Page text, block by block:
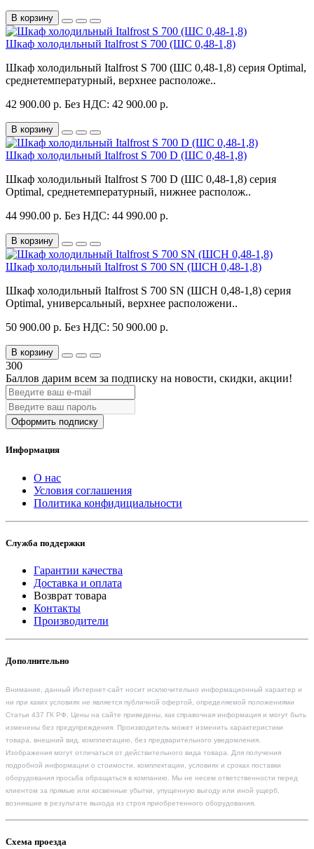
В корзину
Шкаф холодильный Italfrost S 700 (ШС 0,48-1,8)
Шкаф холодильный Italfrost S 700 (ШС 0,48-1,8) серия Optimal,
среднетемпературный, верхнее расположе..
42 900.00 р. Без НДС: 42 900.00 р.
В корзину
Шкаф холодильный Italfrost S 700 D (ШС 0,48-1,8)
Шкаф холодильный Italfrost S 700 D (ШС 0,48-1,8) серия
Optimal, среднетемпературный, нижнее располож..
44 990.00 р. Без НДС: 44 990.00 р.
В корзину
Шкаф холодильный Italfrost S 700 SN (ШСН 0,48-1,8)
Шкаф холодильный Italfrost S 700 SN (ШСН 0,48-1,8) серия
Optimal, универсальный, верхнее расположени..
50 900.00 р. Без НДС: 50 900.00 р.
В корзину
300
Баллов дарим всем за подписку на новости, скидки, акции!
Оформить подписку
Информация
О нас
Условия соглашения
Политика конфидициальности
Служба поддержки
Гарантии качества
Доставка и оплата
Возврат товара
Контакты
Производители
Дополнительно
Внимание, данный Интернет-сайт носит исключительно информационный характер и
ни при каких условиях не является публичной офертой, определяемой положениями
Статьи 437 ГК РФ. Цены на сайте приведены, как справочная информация и могут быть
изменены без предупреждения. Производитель может изменить характеристики
товара, внешний вид, комплектацию, без предварительного уведомления.
Изображения могут отличаться от действительного вида товара. Для получения
подробной информации о стоимости, комплектации, условиях и сроках поставки
оборудования просьба обращаться в компанию. Мы не несем ответственности перед
клиентом за прямые или косвенные убытки, упущенную выгоду или иной ущерб,
возникшие в результате выхода из строя приобретенного оборудования.
Схема проезда